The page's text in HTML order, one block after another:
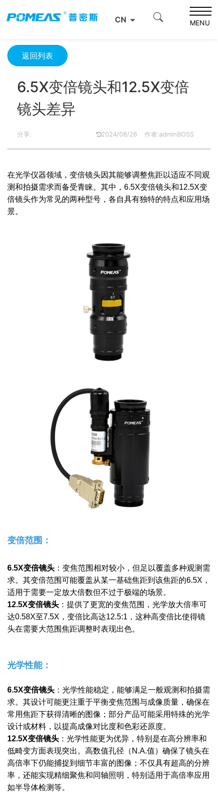
CN MENU
6.5X变倍镜头和12.5X变倍镜头差异
返回列表
6.5X变倍镜头和12.5X变倍
镜头差异
分享: 2024/08/26 作者:adminBOSS
在光学仪器领域，变倍镜头因其能够调整焦距以适应不同观
测和拍摄需求而备受青睐。其中，6.5X变倍镜头和12.5X变
倍镜头作为常见的两种型号，各自具有独特的特点和应用场
景。
变倍范围：
6.5X变倍镜头 ：变焦范围相对较小，但足以覆盖多种观测需
求。其变倍范围可能覆盖从某一基础焦距到该焦距的6.5X，
适用于需要一定放大倍数但不过于极端的场景。
12.5X变倍镜头 ：提供了更宽的变焦范围，光学放大倍率可
达0.58X至7.5X，变倍比高达12.5:1，这种高变倍比使得镜
头在需要大范围焦距调整时表现出色。
光学性能：
6.5X变倍镜头 ： 光学性能稳定，能够满足一般观测和拍摄需
求。其设计可能更注重于平衡变焦范围与成像质量，确保在
常用焦距下获得清晰的图像； 部分产品可能采用特殊的光学
设计或材料，以提高成像对比度和色彩还原度。
12.5X变倍镜头 ： 光学性能更为优异，特别是在高分辨率和
低畸变方面表现突出。高数值孔径（N.A.值）确保了镜头在
高倍率下仍能捕捉到细节丰富的图像；不仅具有超高的分辨
率，还能实现精细聚焦和同轴照明，特别适用于高倍率应用
如半导体检测等。